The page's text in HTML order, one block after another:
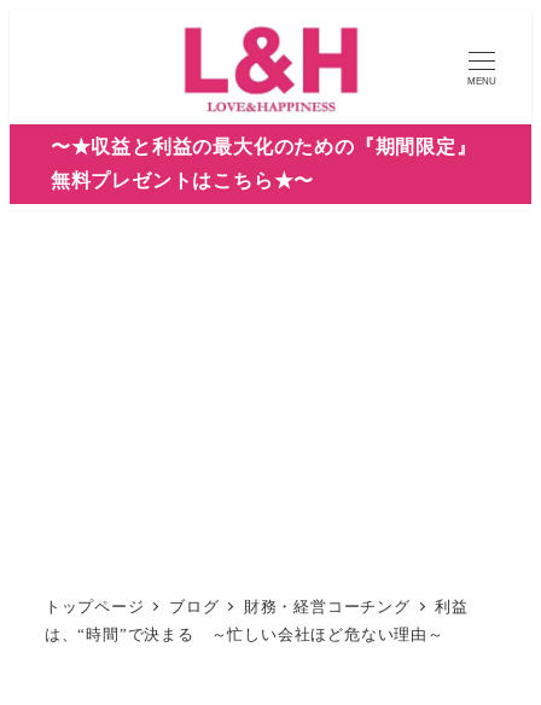
コ
MENU
〜★収益と利益の最大化のための『期間限定』
無料プレゼントはこちら★〜
トップページ ブログ 財務・経営コーチング
利益
は、“時間”で決まる ～忙しい会社ほど危ない理由～